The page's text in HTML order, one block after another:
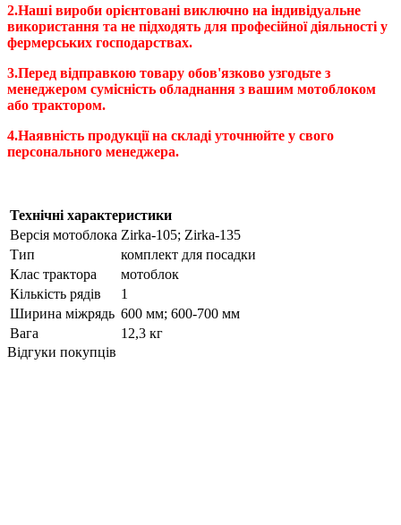
2.Наші вироби орієнтовані виключно на індивідуальне
використання та не підходять для професійної діяльності у
фермерських господарствах.
3.Перед відправкою товару обов'язково узгодьте з
менеджером сумісність обладнання з вашим мотоблоком
або трактором.
4.Наявність продукції на складі уточнюйте у свого
персонального менеджера.
Технічні характеристики
Версія мотоблока Zirka-105; Zirka-135
Тип
комплект для посадки
Клас трактора
мотоблок
Кількість рядів
1
Ширина міжрядь 600 мм; 600-700 мм
Вага
12,3 кг
Відгуки покупців